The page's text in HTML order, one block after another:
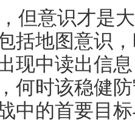
但意识才是
括地图意识
现中读出信
何时该稳健
中的首要目